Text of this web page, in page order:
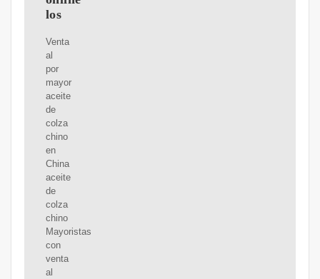
los
Venta
al
por
mayor
aceite
de
colza
chino
en
China
aceite
de
colza
chino
Mayoristas
con
venta
al